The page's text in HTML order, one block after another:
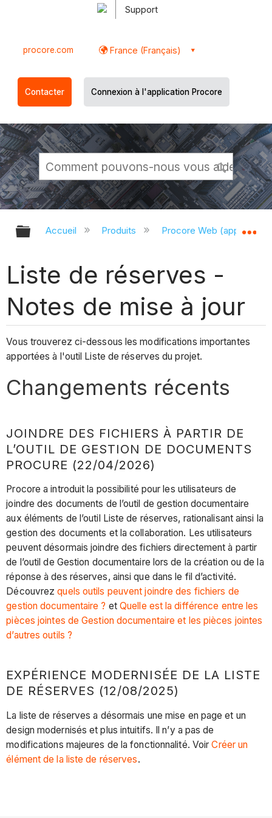
Support
procore.com France (Français)
Contacter Connexion à l'application Procore
Développer/réduire la hiérarchie
Accueil Produits Procore Web
Liste de réserves -
Notes de mise à jour
Vous trouverez ci-dessous les modifications importantes
apportées à l'outil Liste de réserves du projet.
Changements récents
JOINDRE DES FICHIERS À PARTIR DE
L’OUTIL DE GESTION DE DOCUMENTS
PROCURE (22/04/2026)
Procore a introduit la possibilité pour les utilisateurs de
joindre des documents de l’outil de gestion documentaire
aux éléments de l’outil Liste de réserves, rationalisant ainsi la
gestion des documents et la collaboration. Les utilisateurs
peuvent désormais joindre des fichiers directement à partir
de l’outil de Gestion documentaire lors de la création ou de la
réponse à des réserves, ainsi que dans le fil d’activité.
Découvrezquels outils peuvent joindre des fichiers de
gestion documentaire ? et Quelle est la différence entre les
pièces jointes de Gestion documentaire et les pièces jointes
d’autres outils ?
EXPÉRIENCE MODERNISÉE DE LA LISTE
DE RÉSERVES (12/08/2025)
La liste de réserves a désormais une mise en page et un
design modernisés et plus intuitifs. Il n’y a pas de
modifications majeures de la fonctionnalité. VoirCréer un
élément de la liste de réserves.